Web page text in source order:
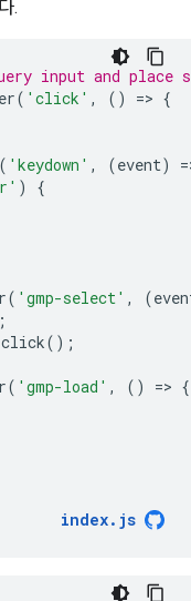
.
input and place
( 'click' , () => {
( 'keydown' , (event) =
)
{
( 'gmp-select' , (
;
click();
( 'gmp-load' , () => {
index. js